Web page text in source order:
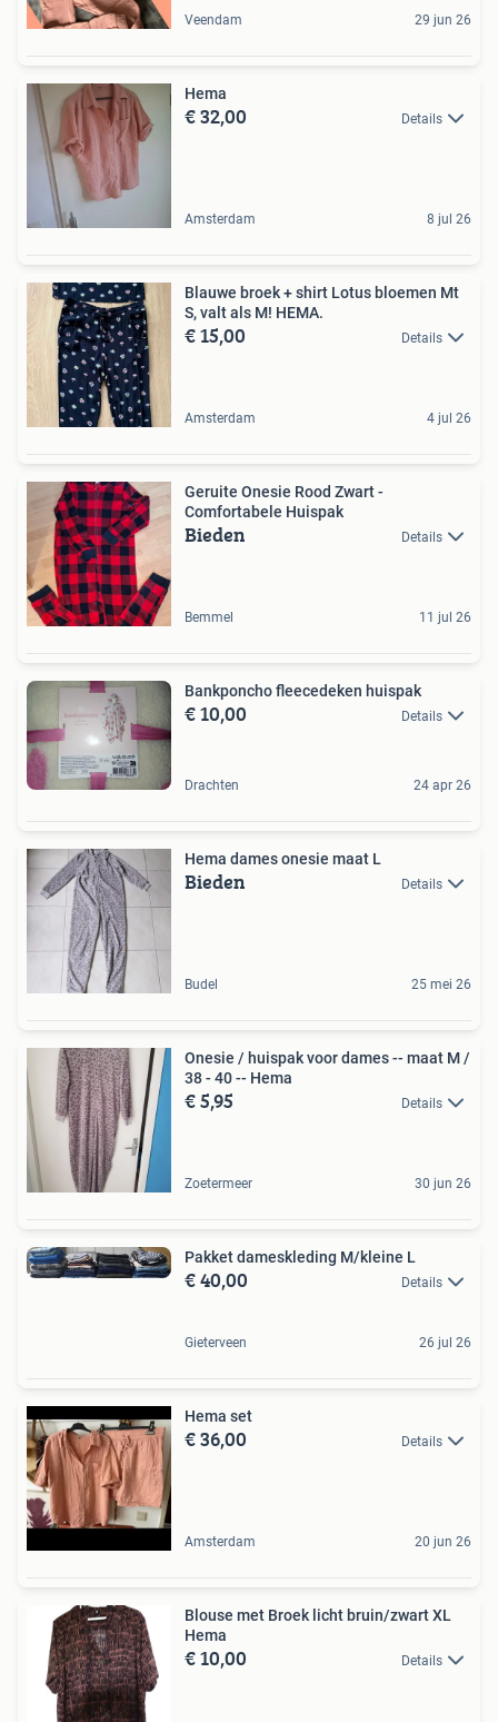
Veendam 29 jun 26
Hema
€ 32,00 Details
Amsterdam 8 jul 26
Blauwe broek + shirt Lotus bloemen Mt
S, valt als M! HEMA.
€ 15,00 Details
Amsterdam 4 jul 26
Geruite Onesie Rood Zwart -
Comfortabele Huispak
Bieden Details
Bemmel 11 jul 26
Bankponcho fleecedeken huispak
€ 10,00 Details
Drachten 24 apr 26
Hema dames onesie maat L
Bieden Details
Budel 25 mei 26
Onesie / huispak voor dames -- maat M /
38 - 40 -- Hema
€ 5,95 Details
Zoetermeer 30 jun 26
Pakket dameskleding M/kleine L
€ 40,00 Details
Gieterveen 26 jul 26
Hema set
€ 36,00 Details
Amsterdam 20 jun 26
Blouse met Broek licht bruin/zwart XL
Hema
€ 10,00 Details